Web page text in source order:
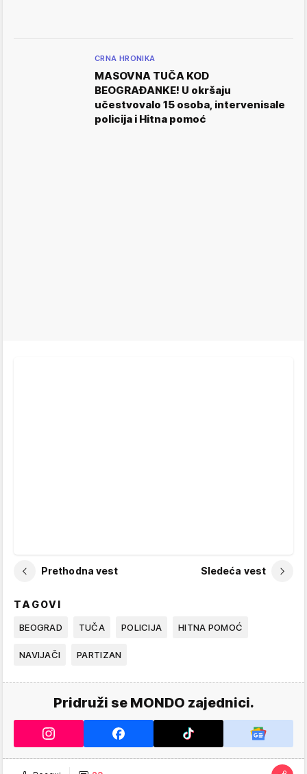
CRNA HRONIKA
MASOVNA TUČA KOD
BEOGRAĐANKE! U okršaju
učestvovalo 15 osoba, intervenisale
policija i Hitna pomoć
Prethodna vest Sledeća vest
TAGOVI
BEOGRAD TUČA POLICIJA HITNA POMOĆ
NAVIJAČI PARTIZAN
Pridruži se MONDO zajednici.